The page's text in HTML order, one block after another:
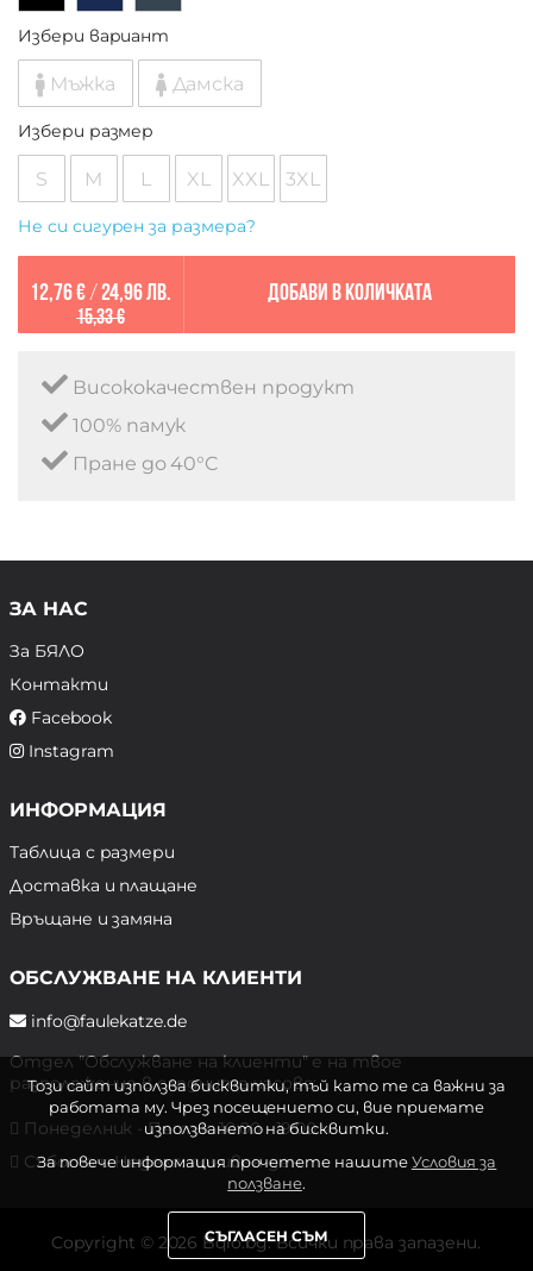
Избери вариант
Мъжка Дамска
Избери размер
S M L XL XXL 3XL
Не си сигурен за размера?
12,76 €/ 24,96 лв.
15,33 €
Добави в количката
Висококачествен продукт
100% памук
Пране до 40°C
ЗА НАС
За БЯЛО
Контакти
Facebook
Instagram
ИНФОРМАЦИЯ
Таблица с размери
Доставка и плащане
Връщане и замяна
ОБСЛУЖВАНЕ НА КЛИЕНТИ
info@faulekatze.de
Отдел "Обслужване на клиенти" е на твое
разположение в следните часове:
Понеделник - Петък: 10:00 - 19:00 ч.
Събота и Неделя: почивен ден
Copyright © 2026 Bqlo.bg. Всички права запазени.
Този сайт използва бисквитки, тъй като те са важни за
работата му. Чрез посещението си, вие приемате
използването на бисквитки.
За повече информация прочетете нашитеУсловия за
ползване.
СЪГЛАСЕН СЪМ